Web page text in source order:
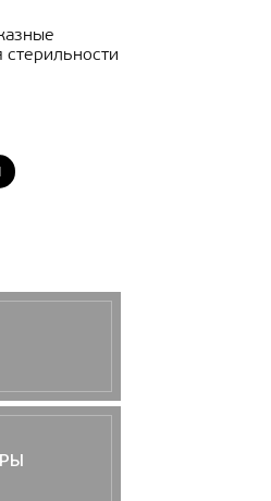
стерильности